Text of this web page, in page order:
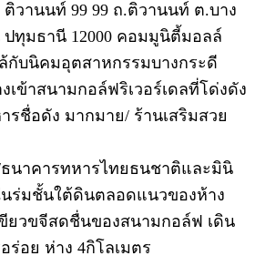
ติวานนท์ 99 99 ถ.ติวานนท์ ต.บาง
ปทุมธานี 12000 คอมมูนิตี้มอลล์
กับนิคมอุตสาหกรรมบางกระดี
ข้าสนามกอล์ฟริเวอร์เดลที่โด่งดัง
รชื่อดัง มากมาย/ ร้านเสริมสวย
ธนาคารทหารไทยธนชาติและมินิ
นร่มชั้นใต้ดินตลอดแนวของห้าง
ยวขจีสดชื่นของสนามกอล์ฟ เดิน
ร่อย ห่าง 4กิโลเมตร